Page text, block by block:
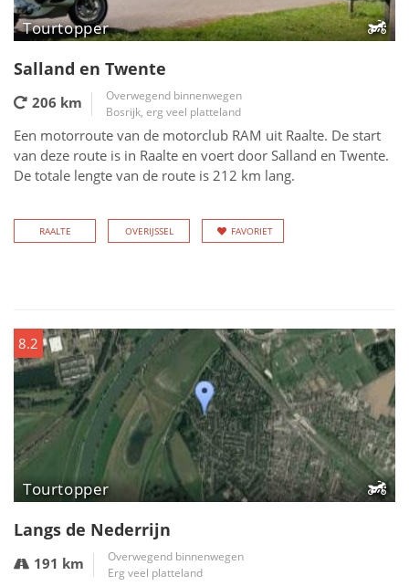
Tourtopper
Salland en Twente
206 km
Overwegend binnenwegen
Bosrijk, erg veel platteland
Een motorroute van de motorclub RAM uit Raalte. De start
van deze route is in Raalte en voert door Salland en Twente.
De totale lengte van de route is 212 km lang.
RAALTE OVERIJSSEL FAVORIET
8.2
Tourtopper
Langs de Nederrijn
191 km
Overwegend binnenwegen
Erg veel platteland